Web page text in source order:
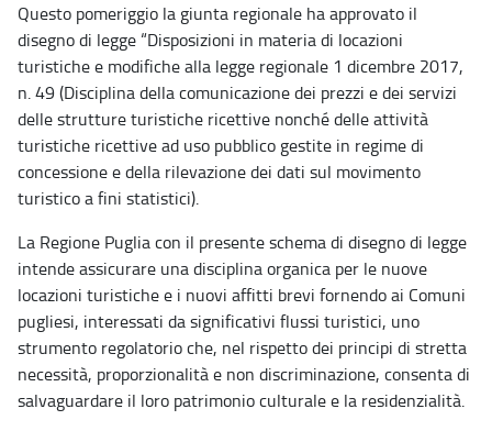
Questo pomeriggio la giunta regionale ha approvato il
disegno di legge “Disposizioni in materia di locazioni
turistiche e modifiche alla legge regionale 1 dicembre 2017,
n. 49 (Disciplina della comunicazione dei prezzi e dei servizi
delle strutture turistiche ricettive nonché delle attività
turistiche ricettive ad uso pubblico gestite in regime di
concessione e della rilevazione dei dati sul movimento
turistico a fini statistici).
La Regione Puglia con il presente schema di disegno di legge
intende assicurare una disciplina organica per le nuove
locazioni turistiche e i nuovi affitti brevi fornendo ai Comuni
pugliesi, interessati da significativi flussi turistici, uno
strumento regolatorio che, nel rispetto dei principi di stretta
necessità, proporzionalità e non discriminazione, consenta di
salvaguardare il loro patrimonio culturale e la residenzialità.